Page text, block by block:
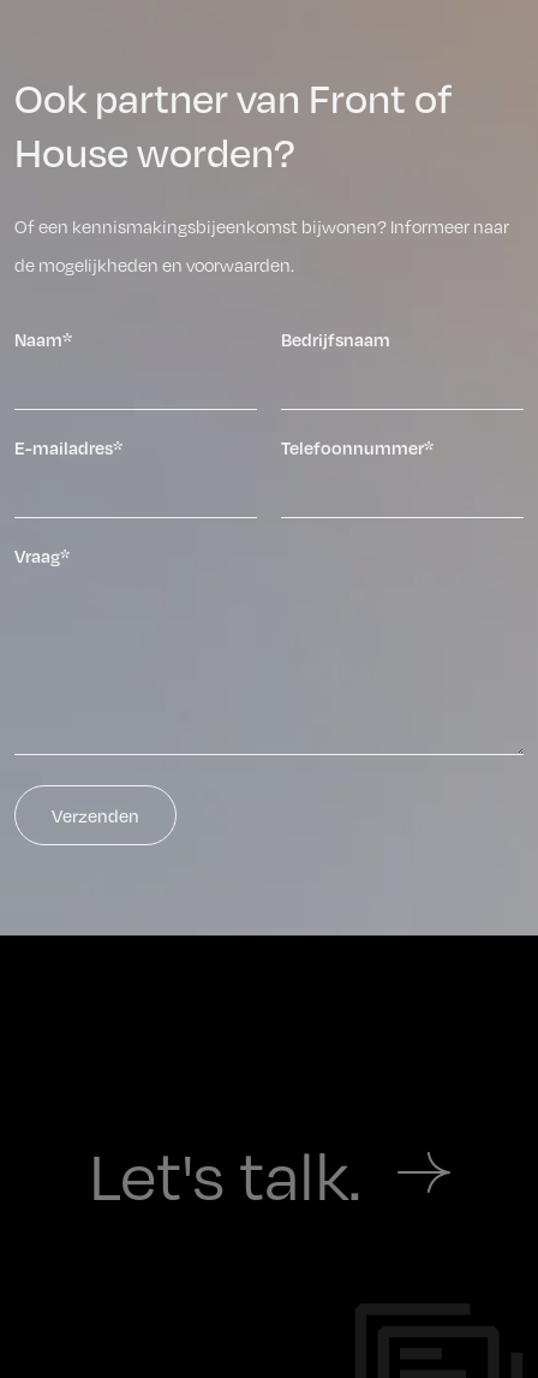
Ook partner van Front of
House worden?
Of een kennismakingsbijeenkomst bijwonen? Informeer naar
de mogelijkheden en voorwaarden.
Naam* Bedrijfsnaam
E-mailadres* Telefoonnummer*
Vraag*
Let's talk.